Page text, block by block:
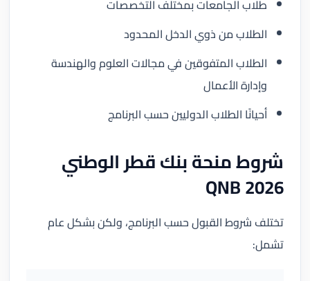
طلاب الجامعات بمختلف التخصصات
الطلاب من ذوي الدخل المحدود
الطلاب المتفوقين في مجالات العلوم والهندسة
وإدارة الأعمال
أحيانًا الطلاب الدوليين حسب البرنامج
شروط منحة بنك قطر الوطني
QNB 2026
تختلف شروط القبول حسب البرنامج، ولكن بشكل عام
تشمل: